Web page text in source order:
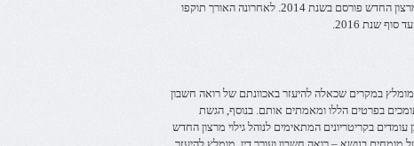
נוהל גילוי מרצון מתפרסם בכל כמה שנים על ידי רשות המיסים. נוהל גילוי מרצון החדש פורסם בשנת 2014. לאחרונה האורך תוקפו
שנת 2016.
מומלץ במקרים שכאלה להיעזר באכוונתם של רואה חשבון
בפרטים הללו ומאמתים אותם. בנוסף, הגשת
בקריטריונים המתאימים לנוהל גילוי מרצון החדש